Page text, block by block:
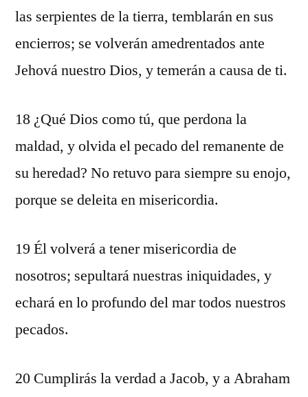
las serpientes de la tierra, temblarán en sus
encierros; se volverán amedrentados ante
Jehová nuestro Dios, y temerán a causa de ti.
18 ¿Qué Dios como tú, que perdona la
maldad, y olvida el pecado del remanente de
su heredad? No retuvo para siempre su enojo,
porque se deleita en misericordia.
19 Él volverá a tener misericordia de
nosotros; sepultará nuestras iniquidades, y
echará en lo profundo del mar todos nuestros
pecados.
20 Cumplirás la verdad a Jacob, y a Abraham